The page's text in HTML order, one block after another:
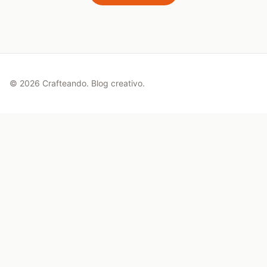
© 2026 Crafteando. Blog creativo.